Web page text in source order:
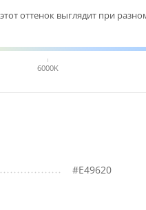
оттенок выглядит при
6000K
#E49620